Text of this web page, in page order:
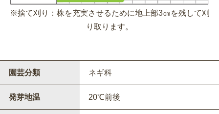
※捨て刈り：株を充実させるために地上部3㎝を残して刈
り取ります。
園芸分類 ネギ科
発芽地温 20℃前後